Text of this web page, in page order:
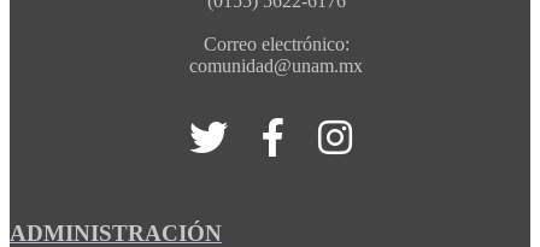
Correo electrónico:
comunidad@unam.mx
ADMINISTRACIÓN